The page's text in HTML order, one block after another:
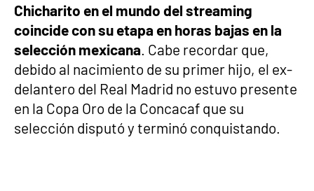
Chicharito en el mundo del streaming
coincide con su etapa en horas bajas en la
selección mexicana. Cabe recordar que,
debido al nacimiento de su primer hijo, el ex-
delantero del Real Madrid no estuvo presente
en la Copa Oro de la Concacaf que su
selección disputó y terminó conquistando.